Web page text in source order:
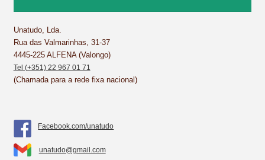
o
k
e
s
t
I
p
Unatudo, Lda.
Rua das Valmarinhas, 31-37
4445-225 ALFENA (Valongo)
Tel (+351) 22 967 01 71
(Chamada para a rede fixa nacional)
Facebook.com/unatudo
unatudo@gmail.com